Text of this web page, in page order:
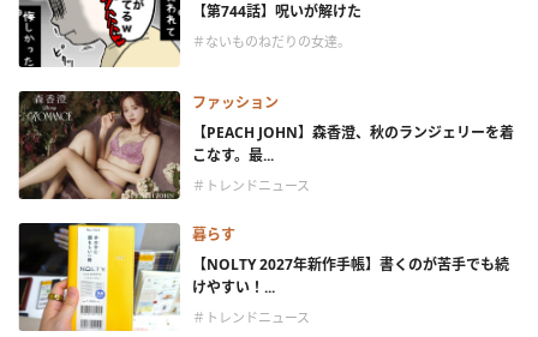
【第744話】呪いが解けた
＃ないものねだりの女達。
ファッション
【PEACH JOHN】森香澄、秋のランジェリーを着
こなす。最...
＃トレンドニュース
暮らす
【NOLTY 2027年新作手帳】書くのが苦手でも続
けやすい！...
＃トレンドニュース